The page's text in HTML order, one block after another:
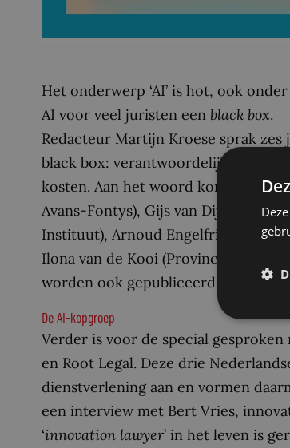
Het onderwerp ‘AI’ is hot, ook
AI voor veel juristen een black box.
Redacteur Martijn Kroese sprak
black box: verantwoordelijkheden,
kosten. Aan het woord komen
Avans-Fontys), Gijs van Dijck
Instituut), Arnoud Engelfriet
Ilona van de Kooi (Provincie Zuid-
worden ook gepubliceerd op Mr.
De AI-kopgroep
Verder is voor de special
en Root Legal. Deze drie
dienstverlening aan en vormen
een interview met Bert Vries,
‘innovation lawyer’ in het leven is